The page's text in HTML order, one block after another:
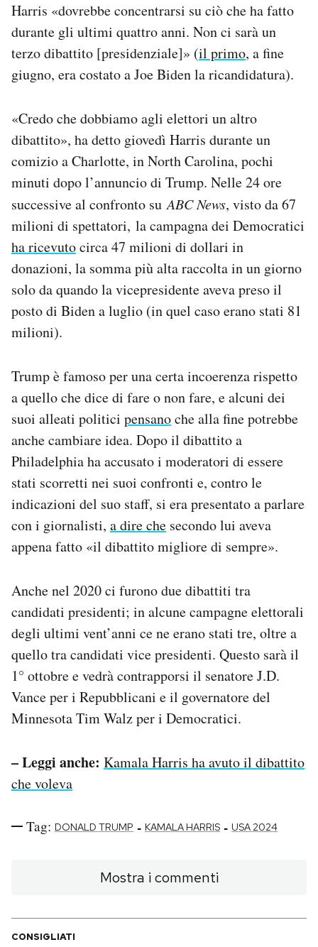
Harris «dovrebbe concentrarsi su ciò che ha fatto
durante gli ultimi quattro anni. Non ci sarà un
terzo dibattito [presidenziale]» (il primo, a fine
giugno, era costato a Joe Biden la ricandidatura).
«Credo che dobbiamo agli elettori un altro
dibattito», ha detto giovedì Harris durante un
comizio a Charlotte, in North Carolina, pochi
minuti dopo l’annuncio di Trump. Nelle 24 ore
successive al confronto suABC News, visto da 67
milioni di spettatori, la campagna dei Democratici
ha ricevutocirca 47 milioni di dollari in
donazioni, la somma più alta raccolta in un giorno
solo da quando la vicepresidente aveva preso il
posto di Biden a luglio (in quel caso erano stati 81
milioni).
Trump è famoso per una certa incoerenza rispetto
a quello che dice di fare o non fare, e alcuni dei
suoi alleati politici pensanoche alla fine potrebbe
anche cambiare idea. Dopo il dibattito a
Philadelphia ha accusato i moderatori di essere
stati scorretti nei suoi confronti e, contro le
indicazioni del suo staff, si era presentato a parlare
con i giornalisti, a dire che secondo lui aveva
appena fatto «il dibattito migliore di sempre».
Anche nel 2020 ci furono due dibattiti tra
candidati presidenti; in alcune campagne elettorali
degli ultimi vent’anni ce ne erano stati tre, oltre a
quello tra candidati vice presidenti. Questo sarà il
1° ottobre e vedrà contrapporsi il senatore J.D.
Vance per i Repubblicani e il governatore del
Minnesota Tim Walz per i Democratici.
– Leggi anche: Kamala Harris ha avuto il dibattito
che voleva
Tag: DONALD TRUMP - KAMALA HARRIS - USA 2024
Mostra i commenti
CONSIGLIATI